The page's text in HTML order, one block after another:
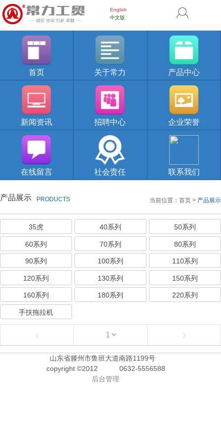
English
中文版
首页 关于常力 产品中心
新闻资讯 招聘中心 企业荣誉
在线留言 社会责任 联系我们
产品展示 PRODUCTS 当前位置： 首页 > 产品展示
35虎 40系列 50系列
60系列 70系列 80系列
90系列 100系列 110系列
120系列 130系列 150系列
160系列 180系列 220系列
手扶拖拉机
‹ ›
山东省滕州市鲁班大道南路1199号
copyright ©2012
0632-5556588
后台管理